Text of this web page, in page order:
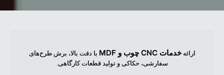
ارائهخدمات CNC چوب و MDF
با دقت بالا، برش طرح‌های
سفارشی، حکاکی و تولید قطعات کارگاهی.